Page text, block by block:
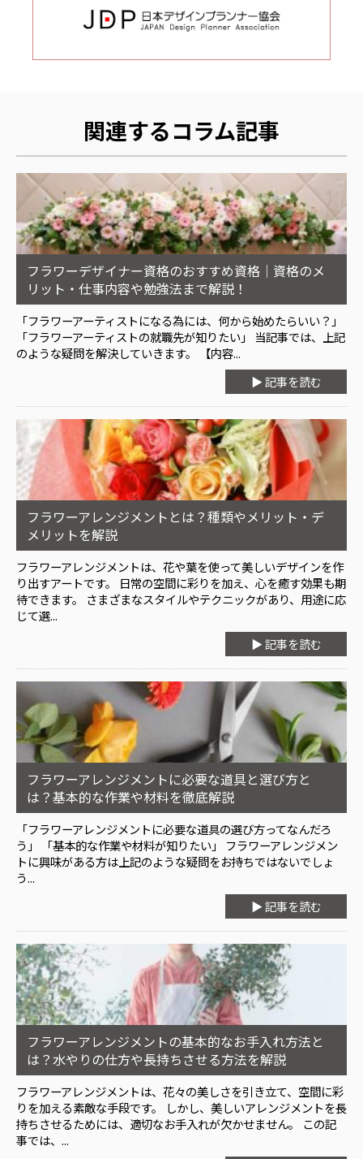
関連するコラム記事
フラワーデザイナー資格のおすすめ資格｜資格のメ
リット・仕事内容や勉強法まで解説！
「フラワーアーティストになる為には、何から始めたらいい？」
「フラワーアーティストの就職先が知りたい」 当記事では、上記
のような疑問を解決していきます。 【内容...
▶ 記事を読む
フラワーアレンジメントとは？種類やメリット・デ
メリットを解説
フラワーアレンジメントは、花や葉を使って美しいデザインを作
り出すアートです。 日常の空間に彩りを加え、心を癒す効果も期
待できます。 さまざまなスタイルやテクニックがあり、用途に応
じて選...
▶ 記事を読む
フラワーアレンジメントに必要な道具と選び方と
は？基本的な作業や材料を徹底解説
「フラワーアレンジメントに必要な道具の選び方ってなんだろ
う」 「基本的な作業や材料が知りたい」 フラワーアレンジメン
トに興味がある方は上記のような疑問をお持ちではないでしょ
う...
▶ 記事を読む
フラワーアレンジメントの基本的なお手入れ方法と
は？水やりの仕方や長持ちさせる方法を解説
フラワーアレンジメントは、花々の美しさを引き立て、空間に彩
りを加える素敵な手段です。 しかし、美しいアレンジメントを長
持ちさせるためには、適切なお手入れが欠かせません。 この記
事では、...